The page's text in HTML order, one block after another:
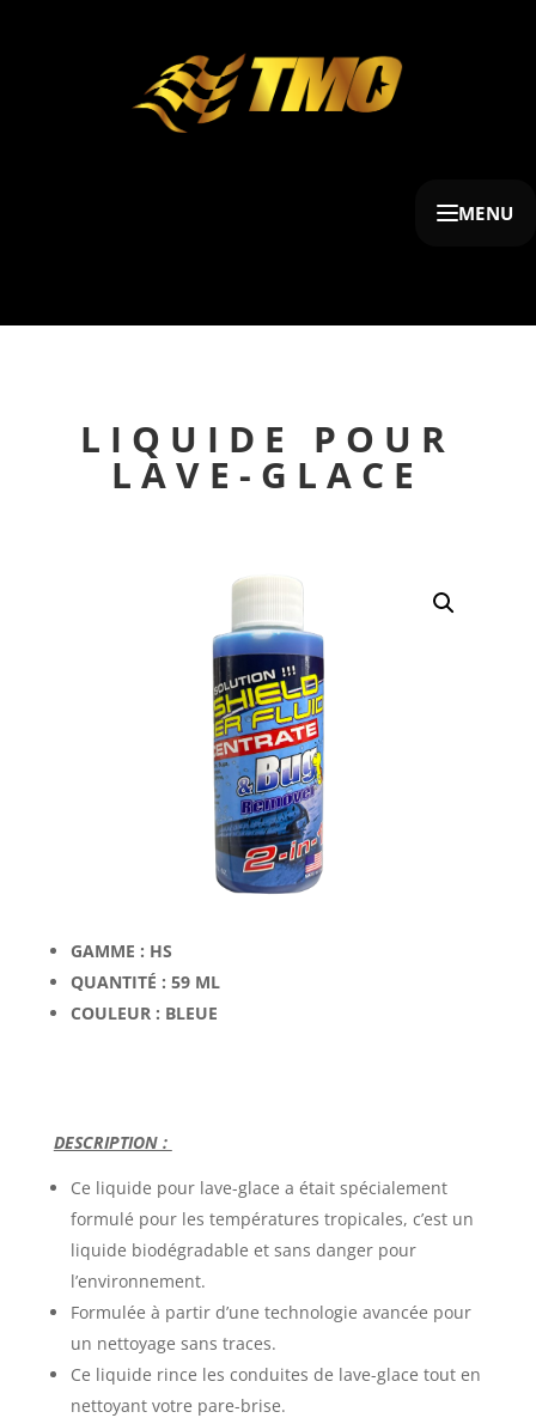
MENU
LIQUIDE POUR
LAVE-GLACE
GAMME : HS
QUANTITÉ : 59 ML
COULEUR : BLEUE
DESCRIPTION :
Ce liquide pour lave-glace a était spécialement
formulé pour les températures tropicales, c’est un
liquide biodégradable et sans danger pour
l’environnement.
Formulée à partir d’une technologie avancée pour
un nettoyage sans traces.
Ce liquide rince les conduites de lave-glace tout en
nettoyant votre pare-brise.